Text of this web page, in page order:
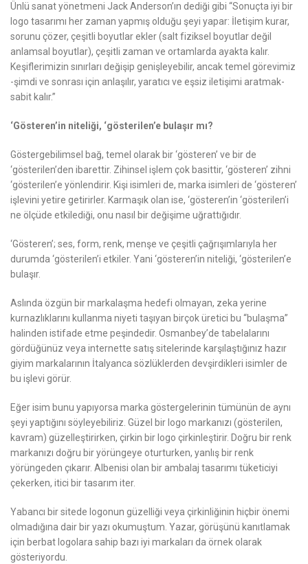
Ünlü sanat yönetmeni Jack Anderson’ın dediği gibi “Sonuçta iyi bir
logo tasarımı her zaman yapmış olduğu şeyi yapar: İletişim kurar,
sorunu çözer, çeşitli boyutlar ekler (salt fiziksel boyutlar değil
anlamsal boyutlar), çeşitli zaman ve ortamlarda ayakta kalır.
Keşiflerimizin sınırları değişip genişleyebilir, ancak temel görevimiz
-şimdi ve sonrası için anlaşılır, yaratıcı ve eşsiz iletişimi aratmak-
sabit kalır.”
‘Gösteren’in niteliği, ‘gösterilen’e bulaşır mı?
Göstergebilimsel bağ, temel olarak bir ‘gösteren’ ve bir de
‘gösterilen’den ibarettir. Zihinsel işlem çok basittir, ‘gösteren’ zihni
‘gösterilen’e yönlendirir. Kişi isimleri de, marka isimleri de ‘gösteren’
işlevini yetire getirirler. Karmaşık olan ise, ‘gösteren’in ‘gösterilen’i
ne ölçüde etkilediği, onu nasıl bir değişime uğrattığıdır.
‘Gösteren’; ses, form, renk, menşe ve çeşitli çağrışımlarıyla her
durumda ‘gösterilen’i etkiler. Yani ‘gösteren’in niteliği, ‘gösterilen’e
bulaşır.
Aslında özgün bir markalaşma hedefi olmayan, zeka yerine
kurnazlıklarını kullanma niyeti taşıyan birçok üretici bu “bulaşma”
halinden istifade etme peşindedir. Osmanbey’de tabelalarını
gördüğünüz veya internette satış sitelerinde karşılaştığınız hazır
giyim markalarının İtalyanca sözlüklerden devşirdikleri isimler de
bu işlevi görür.
Eğer isim bunu yapıyorsa marka göstergelerinin tümünün de aynı
şeyi yaptığını söyleyebiliriz. Güzel bir logo markanızı (gösterilen,
kavram) güzelleştirirken, çirkin bir logo çirkinleştirir. Doğru bir renk
markanızı doğru bir yörüngeye oturturken, yanlış bir renk
yörüngeden çıkarır. Albenisi olan bir ambalaj tasarımı tüketiciyi
çekerken, itici bir tasarım iter.
Yabancı bir sitede logonun güzelliği veya çirkinliğinin hiçbir önemi
olmadığına dair bir yazı okumuştum. Yazar, görüşünü kanıtlamak
için berbat logolara sahip bazı iyi markaları da örnek olarak
gösteriyordu.